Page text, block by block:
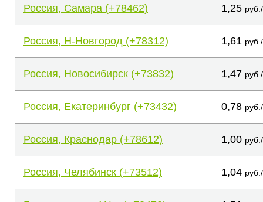
Россия, Самара (+78462) 1,25
Россия, Н-Новгород (+78312) 1,61
Россия, Новосибирск (+73832) 1,47
Россия, Екатеринбург (+73432) 0,78
Россия, Краснодар (+78612) 1,00
Россия, Челябинск (+73512) 1,04